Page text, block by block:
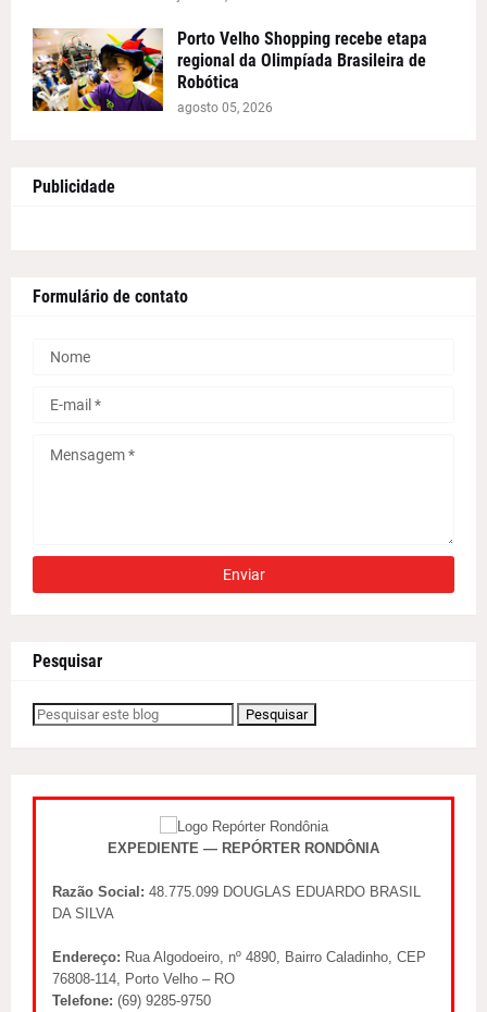
Porto Velho Shopping recebe etapa
regional da Olimpíada Brasileira de
Robótica
agosto 05, 2026
Publicidade
Formulário de contato
Pesquisar
EXPEDIENTE — REPÓRTER RONDÔNIA
Razão Social: 48.775.099 DOUGLAS EDUARDO BRASIL
DA SILVA
Endereço: Rua Algodoeiro, nº 4890, Bairro Caladinho, CEP
76808-114, Porto Velho – RO
Telefone: (69) 9285-9750